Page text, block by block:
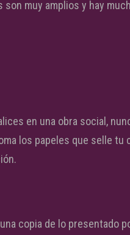
muy amplios y hay
en una obra social,
los papeles que selle tu
copia de lo presentado